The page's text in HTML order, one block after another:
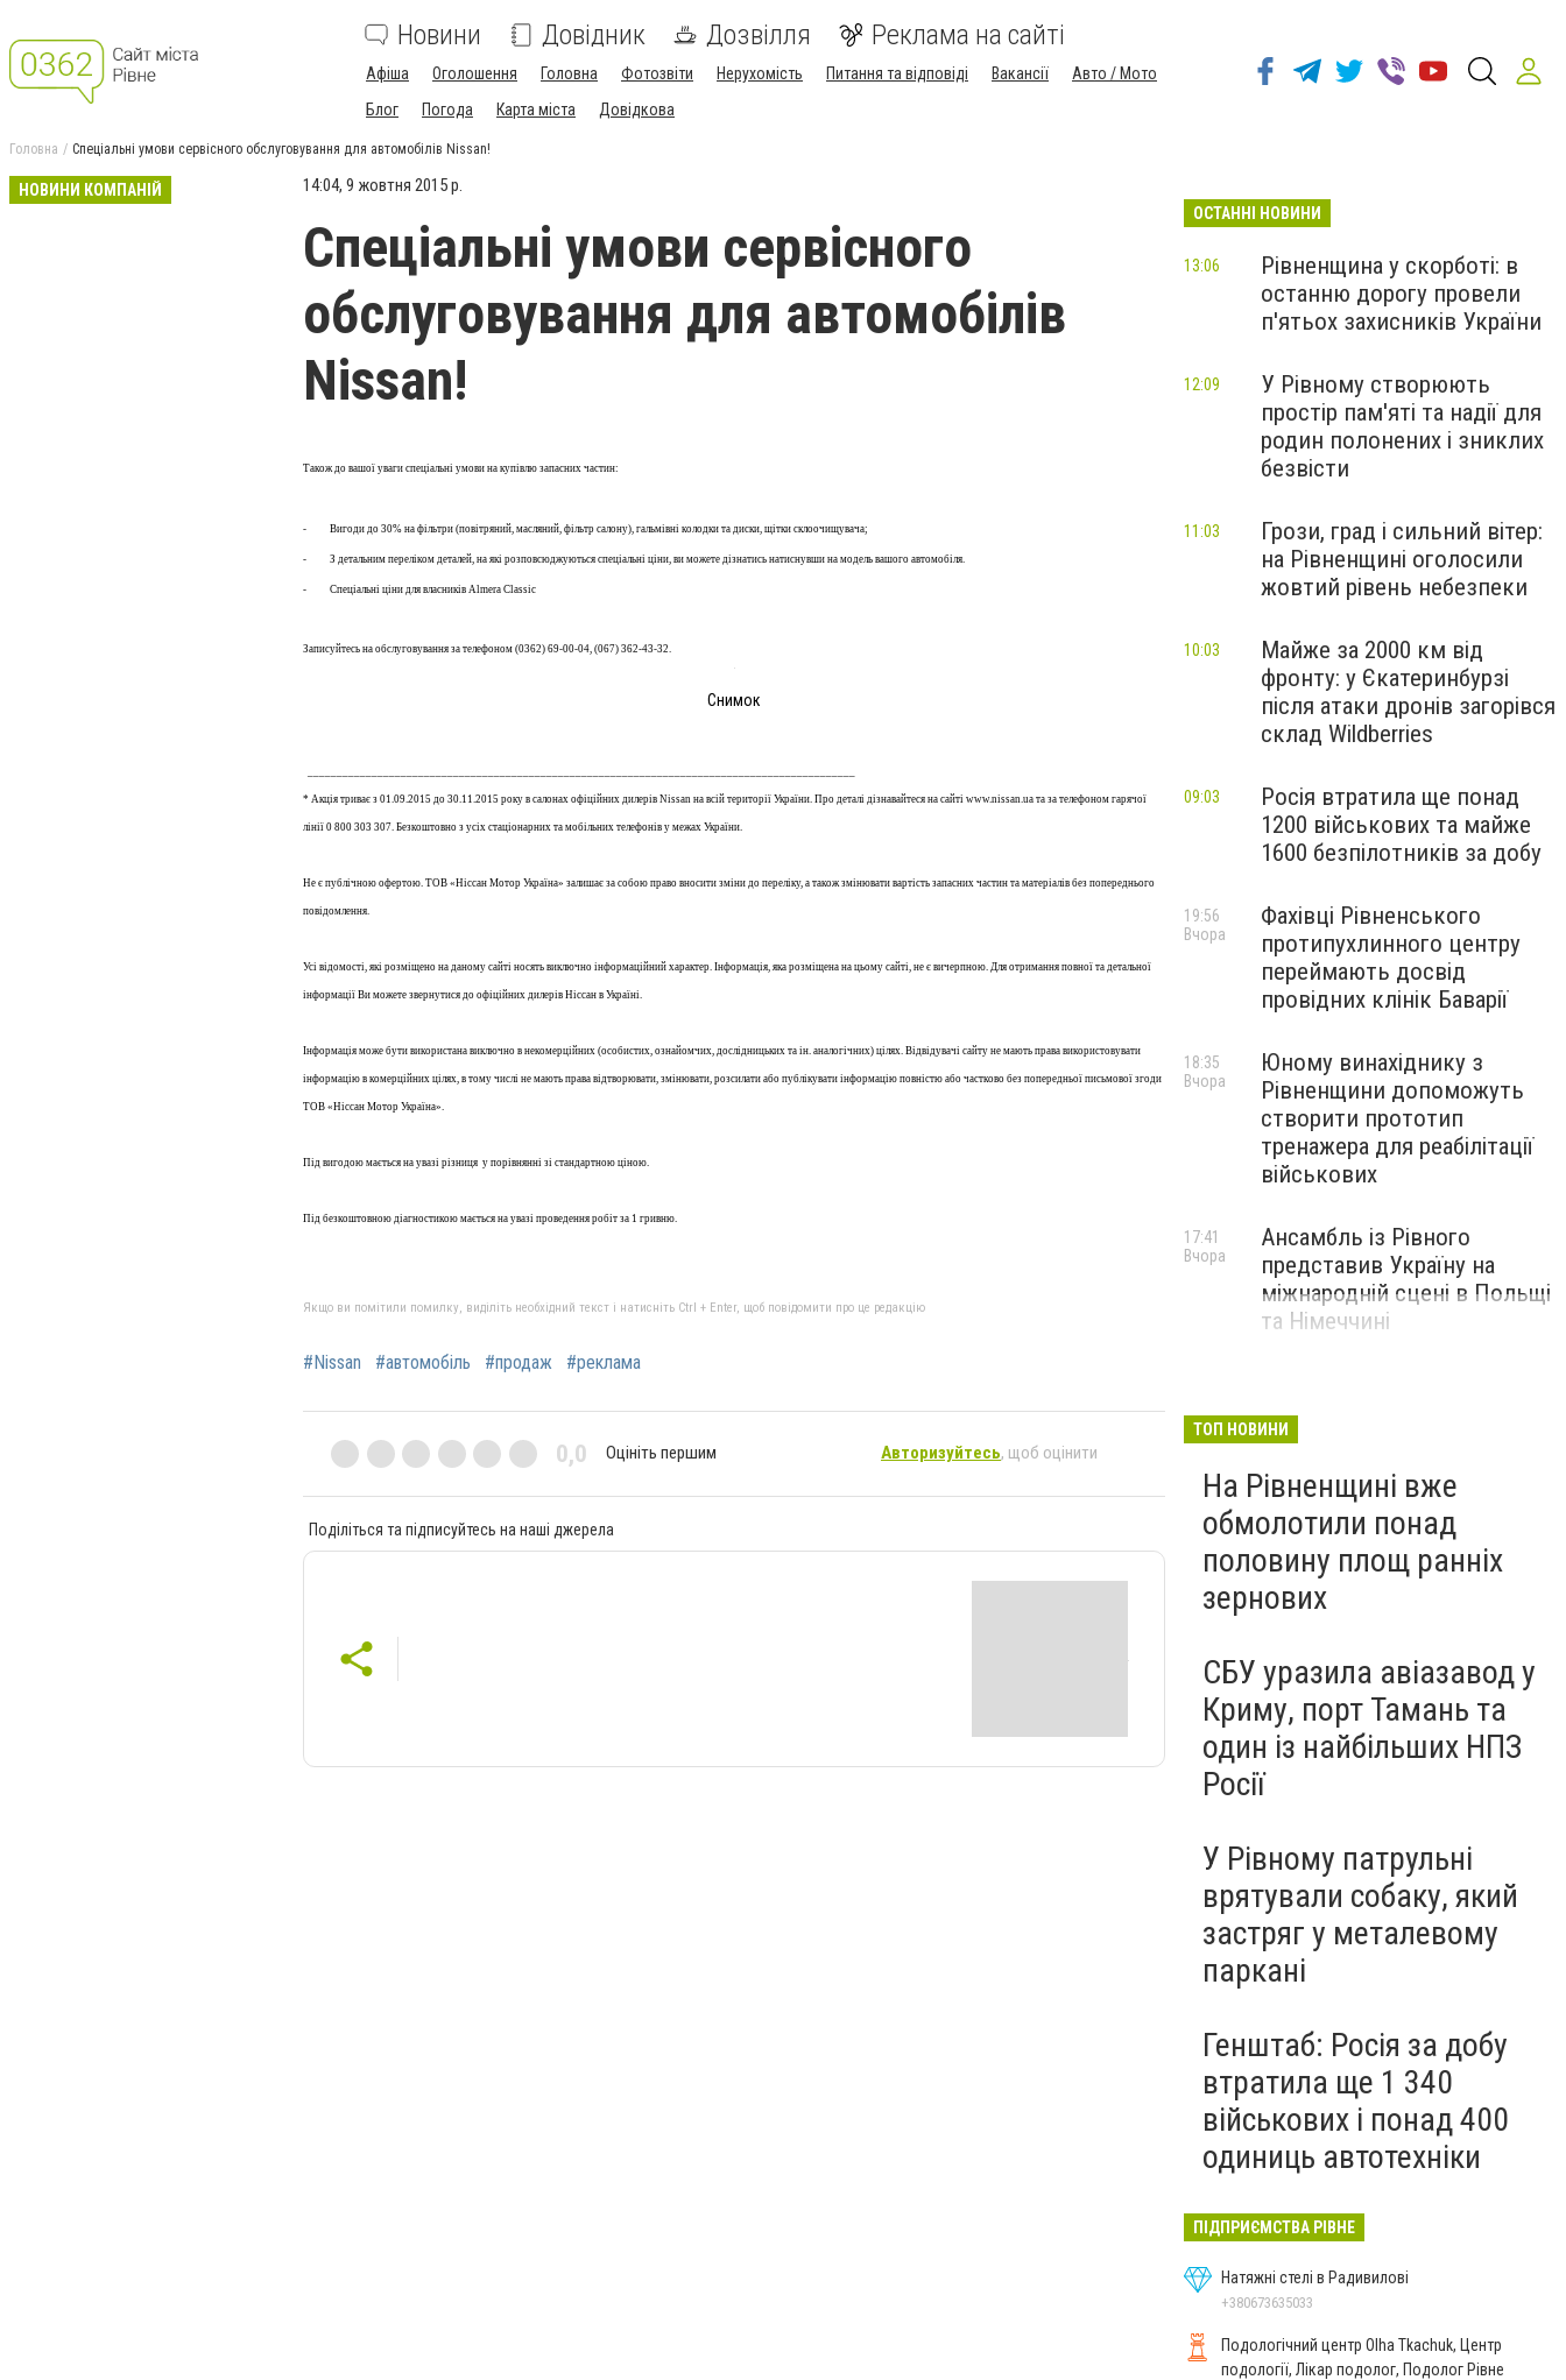
Новини Довідник Дозвілля Реклама на сайті
Афіша Оголошення Головна Фотозвіти Нерухомість Питання та відповіді Вакансії
Авто / Мото
Блог
Погода Карта міста Довідкова
Головна Спеціальні умови сервісного обслуговування для автомобілів Nissan!
НОВИНИ КОМПАНІЙ 14:04, 9 жовтня 2015 р.
Спеціальні умови сервісного
обслуговування для автомобілів
Nissan!
Також до вашої уваги спеціальні умови на купівлю запасних частин:
- Вигоди до 30% на фільтри (повітряний, масляний, фільтр салону), гальмівні колодки та диски, щітки склоочищувача;
- З детальним переліком деталей, на які розповсюджуються спеціальні ціни, ви можете дізнатись натиснувши на модель вашого автомобіля.
- Спеціальні ціни для власників Almera Classic
Записуйтесь на обслуговування за телефоном (0362) 69-00-04, (067) 362-43-32.
Снимок
* Акція триває з 01.09.2015 до 30.11.2015 року в салонах офіційних дилерів Nissan на всій території України. Про деталі дізнавайтеся на сайті www.nissan.ua та за телефоном гарячої
лінії 0 800 303 307. Безкоштовно з усіх стаціонарних та мобільних телефонів у межах України.
Не є публічною офертою. ТОВ «Ніссан Мотор Україна» залишає за собою право вносити зміни до переліку, а також змінювати вартість запасних частин та матеріалів без попереднього
повідомлення.
Усі відомості, які розміщено на даному сайті носять виключно інформаційний характер. Інформація, яка розміщена на цьому сайті, не є вичерпною. Для отримання повної та детальної
інформації Ви можете звернутися до офіційних дилерів Ніссан в Україні.
Інформація може бути використана виключно в некомерційних (особистих, ознайомчих, дослідницьких та ін. аналогічних) цілях. Відвідувачі сайту не мають права використовувати
інформацію в комерційних цілях, в тому числі не мають права відтворювати, змінювати, розсилати або публікувати інформацію повністю або частково без попередньої письмової згоди
ТОВ «Ніссан Мотор Україна».
Під вигодою мається на увазі різниця у порівнянні зі стандартною ціною.
Під безкоштовною діагностикою мається на увазі проведення робіт за 1 гривню.
Якщо ви помітили помилку, виділіть необхідний текст і натисніть Ctrl + Enter, щоб повідомити про це редакцію
#Nissan #автомобіль #продаж #реклама
0,0 Оцініть першим Авторизуйтесь, щоб оцінити
Поділіться та підписуйтесь на наші джерела
ОСТАННІ НОВИНИ
Рівненщина у скорботі: в
останню дорогу провели
п'ятьох захисників України
13:06
У Рівному створюють
простір пам'яті та надії для
родин полонених і зниклих
безвісти
12:09
Грози, град і сильний вітер:
на Рівненщині оголосили
жовтий рівень небезпеки
11:03
Майже за 2000 км від
фронту: у Єкатеринбурзі
після атаки дронів загорівся
склад Wildberries
10:03
Росія втратила ще понад
1200 військових та майже
1600 безпілотників за добу
09:03
Фахівці Рівненського
протипухлинного центру
переймають досвід
провідних клінік Баварії
19:56
Вчора
Юному винахіднику з
Рівненщини допоможуть
створити прототип
тренажера для реабілітації
військових
18:35
Вчора
Ансамбль із Рівного
представив Україну на
міжнародній сцені в Польщі
та Німеччині
17:41
Вчора
ТОП НОВИНИ
На Рівненщині вже
обмолотили понад
половину площ ранніх
зернових
СБУ уразила авіазавод у
Криму, порт Тамань та
один із найбільших НПЗ
Росії
У Рівному патрульні
врятували собаку, який
застряг у металевому
паркані
Генштаб: Росія за добу
втратила ще 1 340
військових і понад 400
одиниць автотехніки
ПІДПРИЄМСТВА РІВНЕ
Натяжні стелі в Радивилові
+380673635033
Подологічний центр Olha Tkachuk, Центр
подології, Лікар подолог, Подолог Рівне